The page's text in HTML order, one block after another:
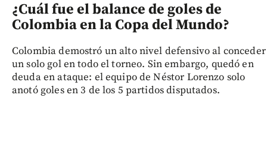
¿Cuál fue el balance de goles de
Colombia en la Copa del Mundo?
Colombia demostró un alto nivel defensivo al conceder
un solo gol en todo el torneo. Sin embargo, quedó en
deuda en ataque: el equipo de Néstor Lorenzo solo
anotó goles en 3 de los 5 partidos disputados.